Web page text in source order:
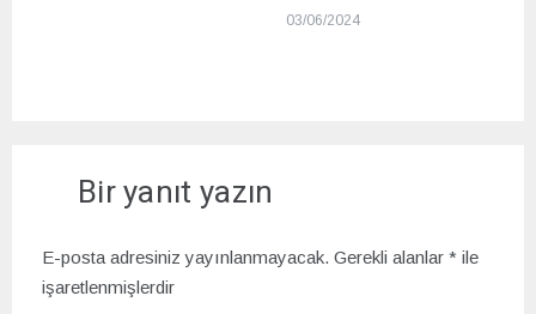
03/06/2024
Bir yanıt yazın
E-posta adresiniz yayınlanmayacak. Gerekli alanlar * ile
işaretlenmişlerdir